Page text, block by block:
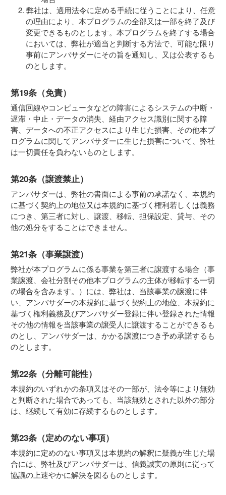
弊社は、適用法令に定める手続に従うことにより、任意
の理由により、本プログラムの全部又は一部を終了及び
変更できるものとします。本プログラムを終了する場合
においては、弊社が適当と判断する方法で、可能な限り
事前にアンバサダーにその旨を通知し、又は公表するも
のとします。
第19条（免責）
通信回線やコンピュータなどの障害によるシステムの中断・
遅滞・中止・データの消失、経由アクセス識別に関する障
害、データへの不正アクセスにより生じた損害、その他本プ
ログラムに関してアンバサダーに生じた損害について、弊社
は一切責任を負わないものとします。
第20条（譲渡禁止）
アンバサダーは、弊社の書面による事前の承諾なく、本規約
に基づく契約上の地位又は本規約に基づく権利若しくは義務
につき、第三者に対し、譲渡、移転、担保設定、貸与、その
他の処分をすることはできません。
第21条（事業譲渡）
弊社が本プログラムに係る事業を第三者に譲渡する場合（事
業譲渡、会社分割その他本プログラムの主体が移転する一切
の場合を含みます。）には、弊社は、当該事業の譲渡に伴
い、アンバサダーの本規約に基づく契約上の地位、本規約に
基づく権利義務及びアンバサダー登録に伴い登録された情報
その他の情報を当該事業の譲受人に譲渡することができるも
のとし、アンバサダーは、かかる譲渡につき予め承諾するも
のとします。
第22条（分離可能性）
本規約のいずれかの条項又はその一部が、法令等により無効
と判断された場合であっても、当該無効とされた以外の部分
は、継続して有効に存続するものとします。
第23条（定めのない事項）
本規約に定めのない事項又は本規約の解釈に疑義が生じた場
合には、弊社及びアンバサダーは、信義誠実の原則に従って
協議の上速やかに解決を図るものとします。